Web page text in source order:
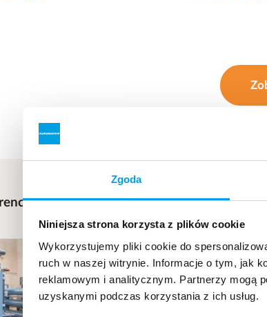
Zgoda
Niniejsza strona korzysta z plików cookie
Wykorzystujemy pliki cookie do
ruch w naszej witrynie. Informacje o tym, jak
reklamowym i analitycznym. Partnerzy mogą
uzyskanymi podczas korzystania z ich usług.